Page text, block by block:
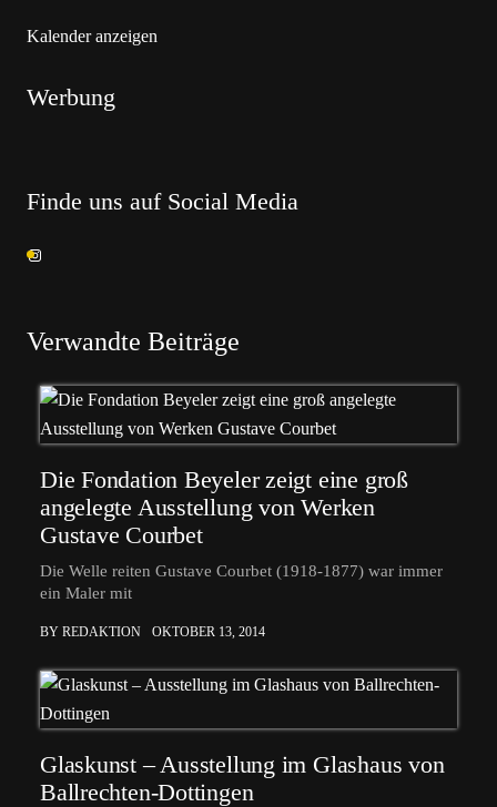
Kalender anzeigen
Werbung
Finde uns auf Social Media
Verwandte Beiträge
Die Fondation Beyeler zeigt eine groß
angelegte Ausstellung von Werken
Gustave Courbet
Die Welle reiten Gustave Courbet (1918-1877) war immer
ein Maler mit
BY REDAKTION OKTOBER 13, 2014
Glaskunst – Ausstellung im Glashaus von
Ballrechten-Dottingen